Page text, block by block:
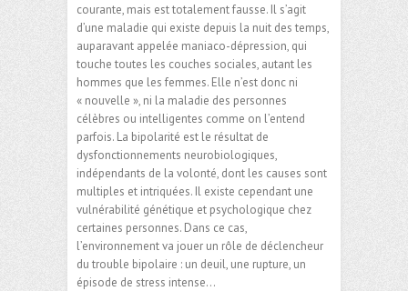
courante, mais est totalement fausse. Il s’agit
d’une maladie qui existe depuis la nuit des temps,
auparavant appelée maniaco-dépression, qui
touche toutes les couches sociales, autant les
hommes que les femmes. Elle n’est donc ni
« nouvelle », ni la maladie des personnes
célèbres ou intelligentes comme on l’entend
parfois. La bipolarité est le résultat de
dysfonctionnements neurobiologiques,
indépendants de la volonté, dont les causes sont
multiples et intriquées. Il existe cependant une
vulnérabilité génétique et psychologique chez
certaines personnes. Dans ce cas,
l’environnement va jouer un rôle de déclencheur
du trouble bipolaire : un deuil, une rupture, un
épisode de stress intense…